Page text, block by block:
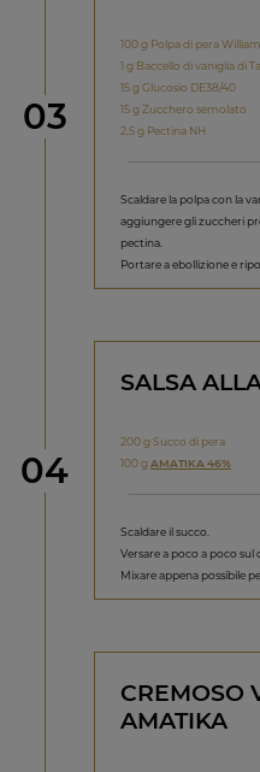
Step
03
100 g Polpa di pera William
1 g Baccello di vaniglia di
15 g Glucosio DE38/40
15 g Zucchero semolato
2,5 g Pectina NH
Scaldare la polpa con la
aggiungere gli zuccheri
pectina.
Portare a ebollizione e
Step
04
SALSA
200 g Succo di pera
100 gAMATIKA 46%
Scaldare il succo.
Versare a poco a poco sul
Mixare appena possibile
CREMOSO
AMATIKA